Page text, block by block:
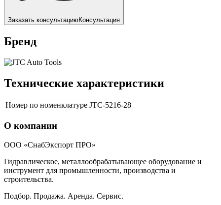
Заказать консультациюКонсультация
Бренд
Технические характеристики
Номер по номенклатуре JTC-5216-28
О компании
ООО «СнабЭкспорт ПРО»
Гидравлическое, металлообрабатывающее оборудование и
инструмент для промышленности, производства и
строительства.
Подбор. Продажа. Аренда. Сервис.